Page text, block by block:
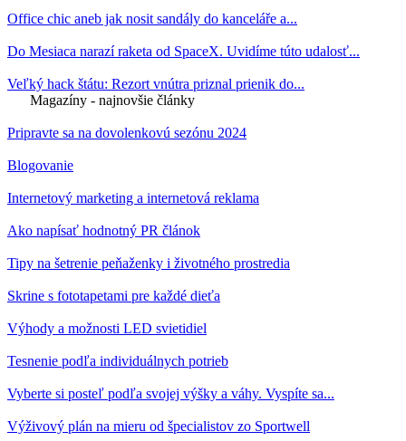
Office chic aneb jak nosit sandály do kanceláře a...
Do Mesiaca narazí raketa od SpaceX. Uvidíme túto udalosť...
Veľký hack štátu: Rezort vnútra priznal prienik do...
Magazíny - najnovšie články
Pripravte sa na dovolenkovú sezónu 2024
Blogovanie
Internetový marketing a internetová reklama
Ako napísať hodnotný PR článok
Tipy na šetrenie peňaženky i životného prostredia
Skrine s fototapetami pre každé dieťa
Výhody a možnosti LED svietidiel
Tesnenie podľa individuálnych potrieb
Vyberte si posteľ podľa svojej výšky a váhy. Vyspíte sa...
Výživový plán na mieru od špecialistov zo Sportwell